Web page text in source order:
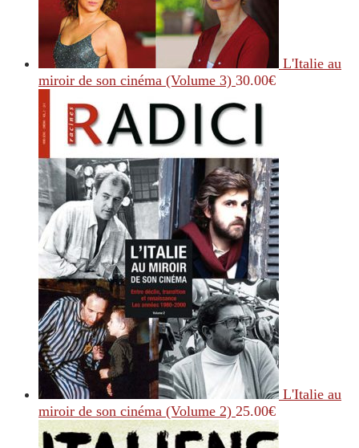
L'Italie au
miroir de son cinéma (Volume 3) 30.00€
L'Italie au
miroir de son cinéma (Volume 2) 25.00€